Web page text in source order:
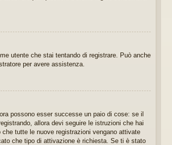
utente che stai tentando di registrare. Può anche
per avere assistenza.
possono esser successe un paio di cose: se il
allora devi seguire le istruzioni che hai
tutte le nuove registrazioni vengano attivate
che tipo di attivazione è richiesta. Se ti è stato